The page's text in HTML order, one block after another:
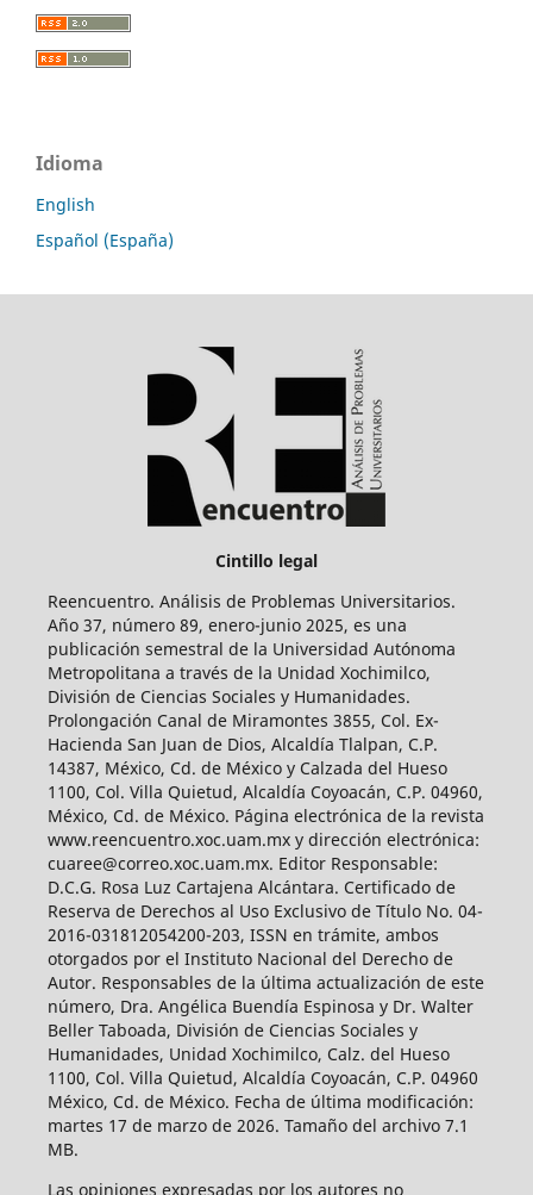
Idioma
English
Español (España)
Cintillo legal
Reencuentro. Análisis de Problemas Universitarios.
Año 37, número 89, enero-junio 2025, es una
publicación semestral de la Universidad Autónoma
Metropolitana a través de la Unidad Xochimilco,
División de Ciencias Sociales y Humanidades.
Prolongación Canal de Miramontes 3855, Col. Ex-
Hacienda San Juan de Dios, Alcaldía Tlalpan, C.P.
14387, México, Cd. de México y Calzada del Hueso
1100, Col. Villa Quietud, Alcaldía Coyoacán, C.P. 04960,
México, Cd. de México. Página electrónica de la revista
www.reencuentro.xoc.uam.mx y dirección electrónica:
cuaree@correo.xoc.uam.mx. Editor Responsable:
D.C.G. Rosa Luz Cartajena Alcántara. Certificado de
Reserva de Derechos al Uso Exclusivo de Título No. 04-
2016-031812054200-203, ISSN en trámite, ambos
otorgados por el Instituto Nacional del Derecho de
Autor. Responsables de la última actualización de este
número, Dra. Angélica Buendía Espinosa y Dr. Walter
Beller Taboada, División de Ciencias Sociales y
Humanidades, Unidad Xochimilco, Calz. del Hueso
1100, Col. Villa Quietud, Alcaldía Coyoacán, C.P. 04960
México, Cd. de México. Fecha de última modificación:
martes 17 de marzo de 2026. Tamaño del archivo 7.1
MB.
Las opiniones expresadas por los autores no